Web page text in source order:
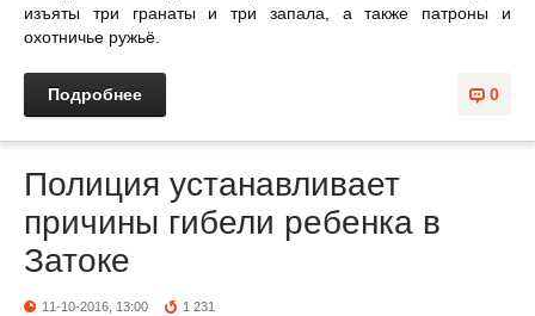
изъяты три гранаты и три запала, а также патроны и
охотничье ружьё.
0
Подробнее
Полиция устанавливает
причины гибели ребенка в
Затоке
11-10-2016, 13:00 1 231